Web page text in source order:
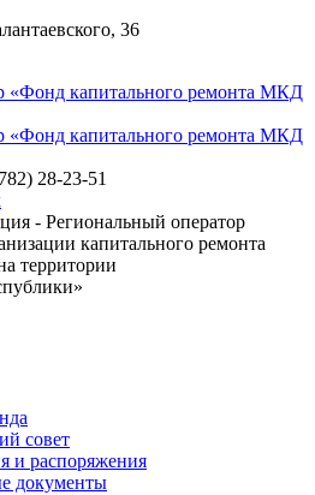
36
28-23-51
- Региональный оператор
капитального ремонта
территории
совет
и распоряжения
документы